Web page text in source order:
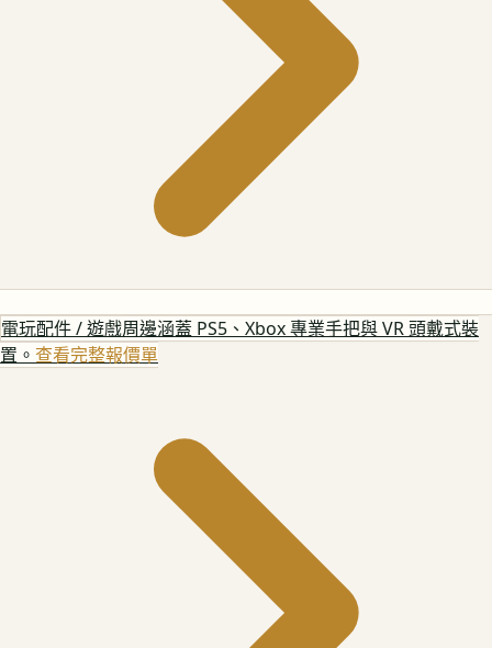
電玩配件 / 遊戲周邊涵蓋 PS5、Xbox 專業手把與 VR 頭戴式裝
置。 查看完整報價單